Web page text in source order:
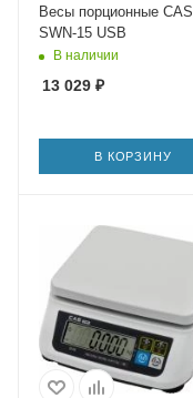
Весы порционные CAS
SWN-15 USB
В наличии
13 029 ₽
В КОРЗИНУ